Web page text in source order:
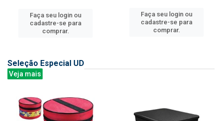
Faça seu login ou
cadastre-se para
comprar.
Faça seu login ou
cadastre-se para
comprar.
Seleção Especial UD
Veja mais